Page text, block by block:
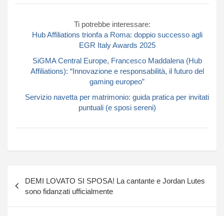
Ti potrebbe interessare:
Hub Affiliations trionfa a Roma: doppio successo agli
EGR Italy Awards 2025
SiGMA Central Europe, Francesco Maddalena (Hub
Affiliations): “Innovazione e responsabilità, il futuro del
gaming europeo”
Servizio navetta per matrimonio: guida pratica per invitati
puntuali (e sposi sereni)
articoli
DEMI LOVATO SI SPOSA! La cantante e Jordan Lutes
sono fidanzati ufficialmente